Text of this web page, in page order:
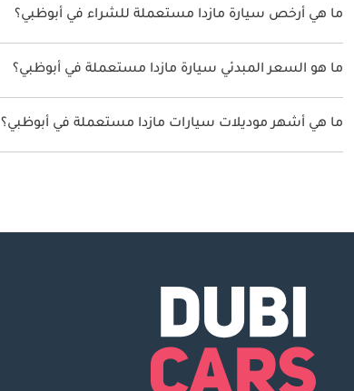
ما هي أرخص سيارة مازدا مستعملة للشراء في أبوظبي؟
أرخص سيارة مازدا بناء على القوائم المتاحة حاليا هي مازدا CX3.
ما هو السعر المبدئي سيارة مازدا مستعملة في أبوظبي؟
يبدأ سعر سيارة مازدا مستعملة في أبوظبي من 49,500.
ما هي أشهر موديلات سيارات مازدا مستعملة في أبوظبي؟
أشهر سيارات مازدا مستعملة للبيع في أبوظبي هي مازدا CX3.